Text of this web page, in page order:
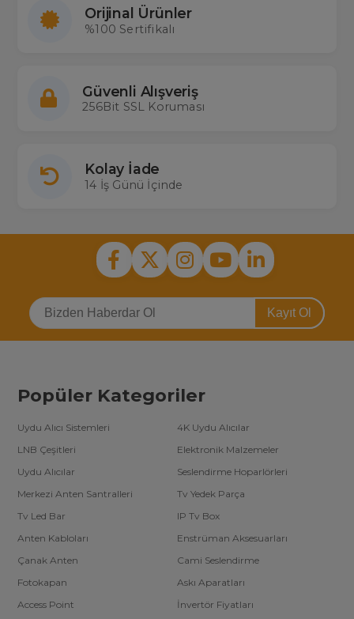
Orijinal Ürünler
%100 Sertifikalı
Güvenli Alışveriş
256Bit SSL Koruması
Kolay İade
14 İş Günü İçinde
Kayıt Ol
Popüler Kategoriler
Uydu Alıcı Sistemleri
4K Uydu Alıcılar
LNB Çeşitleri
Elektronik Malzemeler
Uydu Alıcılar
Seslendirme Hoparlörleri
Merkezi Anten Santralleri
Tv Yedek Parça
Tv Led Bar
IP Tv Box
Anten Kabloları
Enstrüman Aksesuarları
Çanak Anten
Cami Seslendirme
Fotokapan
Askı Aparatları
Access Point
İnvertör Fiyatları